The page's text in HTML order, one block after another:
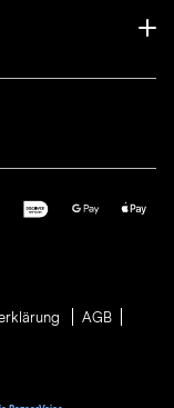
AGB